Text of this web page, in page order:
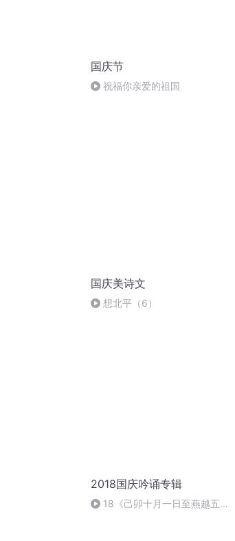
国庆节
祝福你亲爱的祖国
国庆美诗文
想北平（6）
2018国庆吟诵专辑
18《己卯十月一日至燕越五